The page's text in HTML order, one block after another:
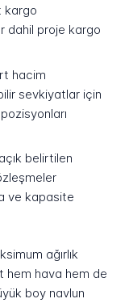
kargo
dahil proje kargo
hacim
sevkiyatlar için
belirtilen
ve kapasite
ağırlık
hem hava hem de
boy navlun